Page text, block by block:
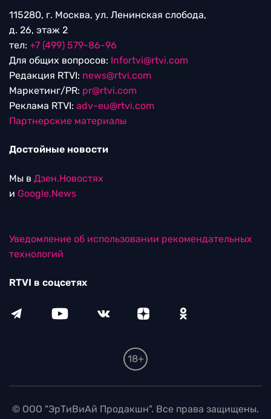
115280, г. Москва, ул. Ленинская слобода,
д. 26, этаж 2
тел: +7 (499) 579-86-96
Для общих вопросов: Infortvi@rtvi.com
Редакция RTVI: news@rtvi.com
Маркетинг/PR: pr@rtvi.com
Реклама RTVI: adv-eu@rtvi.com
Партнерские материалы
Достойные новости
Мы в Дзен.Новостях
и Google.News
Уведомление об использовании рекомендательных
технологий
RTVI в соцсетях
18+
© ООО "ЭрТиВиАй Продакшн". Все права защищены.